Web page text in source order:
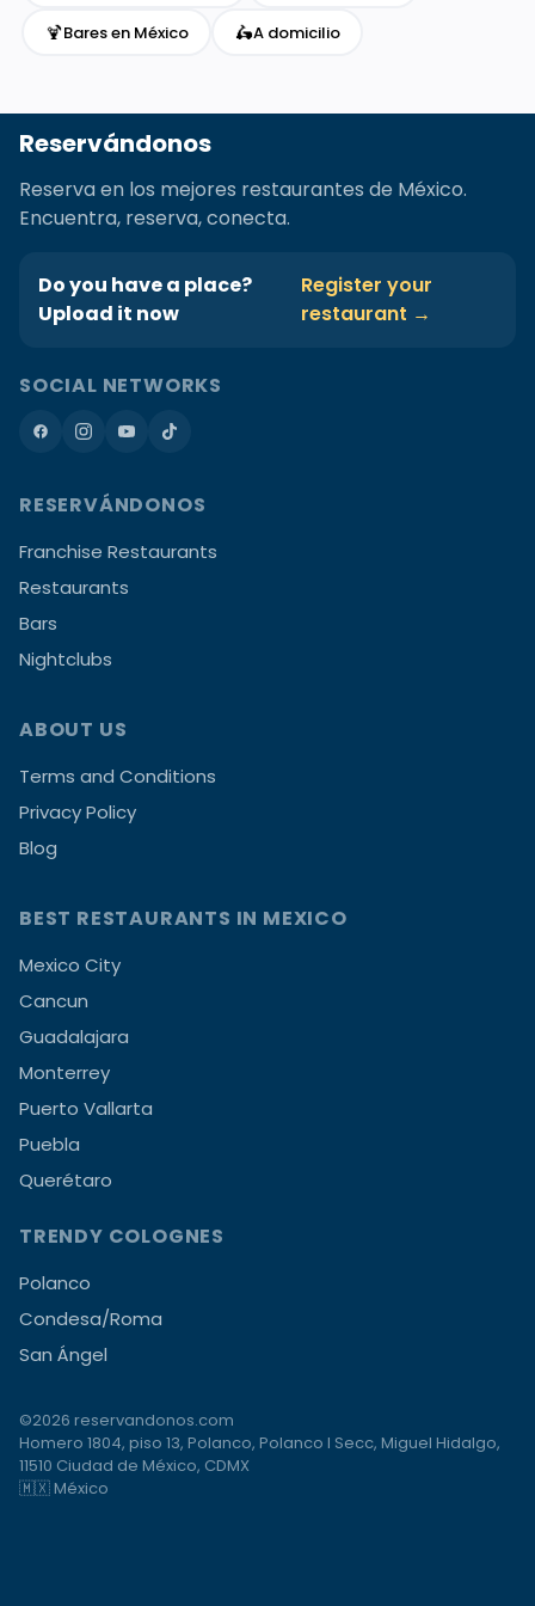
🍹Bares en México 🛵A domicilio
Reservándonos
Reserva en los mejores restaurantes de México.
Encuentra, reserva, conecta.
Do you have a place?
Upload it now
Register your
restaurant →
SOCIAL NETWORKS
RESERVÁNDONOS
Franchise Restaurants
Restaurants
Bars
Nightclubs
ABOUT US
Terms and Conditions
Privacy Policy
Blog
BEST RESTAURANTS IN MEXICO
Mexico City
Cancun
Guadalajara
Monterrey
Puerto Vallarta
Puebla
Querétaro
TRENDY COLOGNES
Polanco
Condesa/Roma
San Ángel
©2026 reservandonos.com
Homero 1804, piso 13, Polanco, Polanco I Secc, Miguel Hidalgo,
11510 Ciudad de México, CDMX
🇲🇽 México